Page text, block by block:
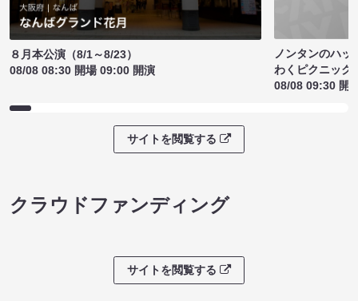
８月本公演（8/1～8/23）
08/08 08:30 開場 09:00 開演
ノンタンのハッ
わくピクニック
08/08 09:30 開
サイトを閲覧する
クラウドファンディング
サイトを閲覧する